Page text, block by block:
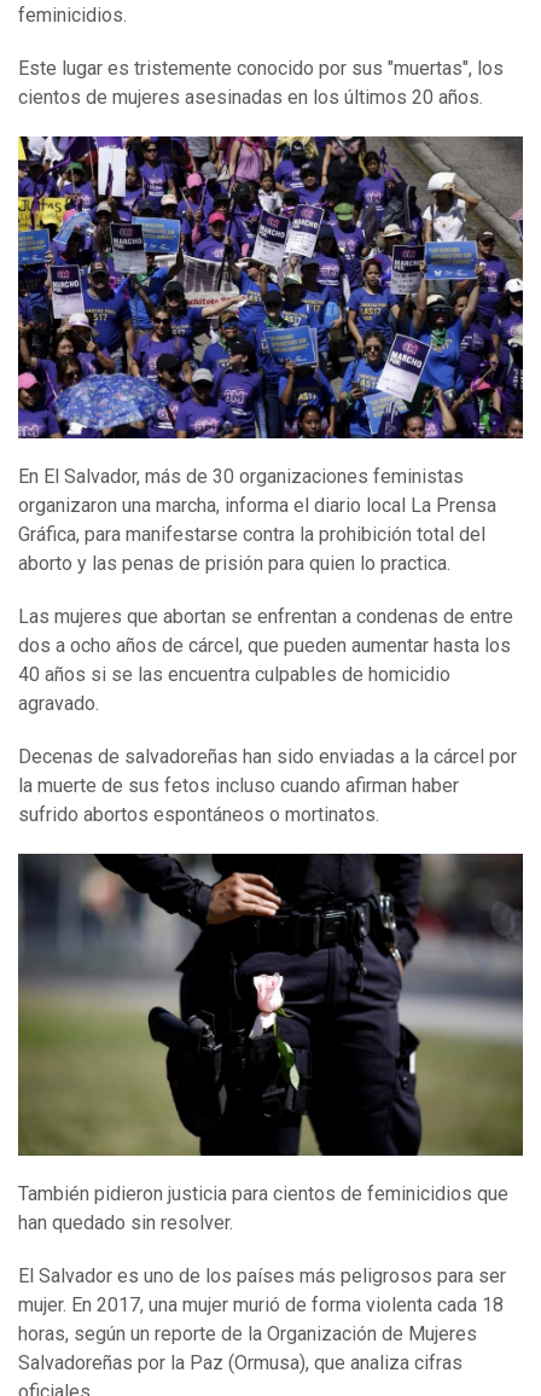
feminicidios.
Este lugar es tristemente conocido por sus "muertas", los
cientos de mujeres asesinadas en los últimos 20 años.
En El Salvador, más de 30 organizaciones feministas
organizaron una marcha, informa el diario local La Prensa
Gráfica, para manifestarse contra la prohibición total del
aborto y las penas de prisión para quien lo practica.
Las mujeres que abortan se enfrentan a condenas de entre
dos a ocho años de cárcel, que pueden aumentar hasta los
40 años si se las encuentra culpables de homicidio
agravado.
Decenas de salvadoreñas han sido enviadas a la cárcel por
la muerte de sus fetos incluso cuando afirman haber
sufrido abortos espontáneos o mortinatos.
También pidieron justicia para cientos de feminicidios que
han quedado sin resolver.
El Salvador es uno de los países más peligrosos para ser
mujer. En 2017, una mujer murió de forma violenta cada 18
horas, según un reporte de la Organización de Mujeres
Salvadoreñas por la Paz (Ormusa), que analiza cifras